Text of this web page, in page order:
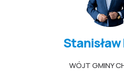
Stanisław
WÓJT GMINY